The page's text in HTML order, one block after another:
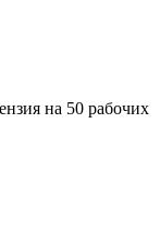
на 50 рабочих